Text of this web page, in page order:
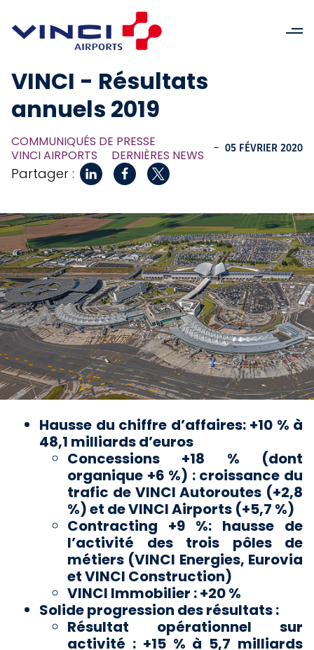
VINCI - Résultats
annuels 2019
COMMUNIQUÉS DE PRESSE
VINCI AIRPORTS
DERNIÈRES NEWS - 05 FÉVRIER 2020
Partager :
Hausse du chiffre d’affaires: +10 % à
48,1 milliards d’euros
Concessions +18 % (dont
organique +6 %) : croissance du
trafic de VINCI Autoroutes (+2,8
%) et deVINCI Airports (+5,7 %)
Contracting +9 %: hausse de
l’activité des trois pôles de
métiers (VINCI Energies, Eurovia
et VINCI Construction)
VINCI Immobilier : +20 %
Solide progression des résultats :
Résultat opérationnel sur
activité : +15 % à 5,7 milliards